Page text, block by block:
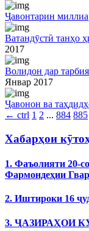
Ҷавонтарин
Ватандӯстӣ танҳо
2017
Волидон дар
Январ 2017
Ҷавонон ва
← ctrl 1 2 ... 884 885
Хабарҳои
1. Фаъолияти 20-
Фармондеҳии
2. Иштироки 16
3. ҶАЗИРАҲОИ